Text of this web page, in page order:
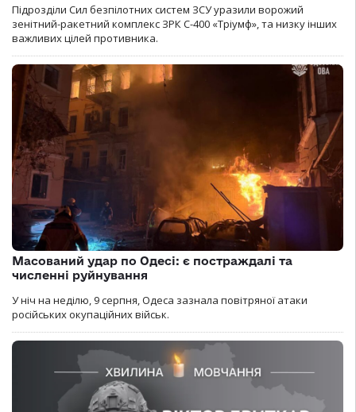
Підрозділи Сил безпілотних систем ЗСУ уразили ворожий
зенітний-ракетний комплекс ЗРК С-400 «Тріумф», та низку інших
важливих цілей противника.
Масований удар по Одесі: є постраждалі та
численні руйнування
У ніч на неділю, 9 серпня, Одеса зазнала повітряної атаки
російських окупаційних військ.